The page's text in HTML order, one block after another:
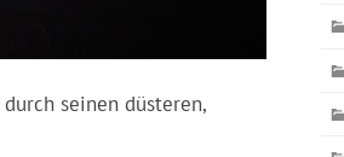
seinen düsteren,